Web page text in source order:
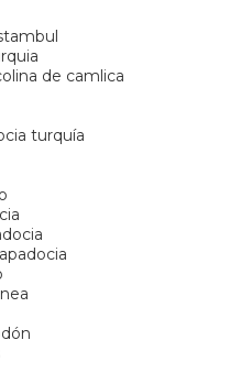
de camlica
turquía